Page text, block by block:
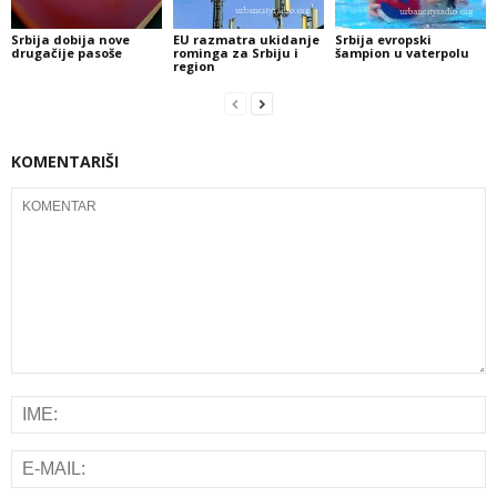
Srbija dobija nove
drugačije pasoše
EU razmatra ukidanje
rominga za Srbiju i
region
Srbija evropski
šampion u vaterpolu
KOMENTARIŠI